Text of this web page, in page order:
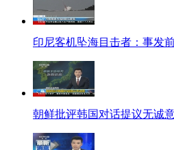
印尼客机坠海目击者：事发
朝鲜批评韩国对话提议无诚